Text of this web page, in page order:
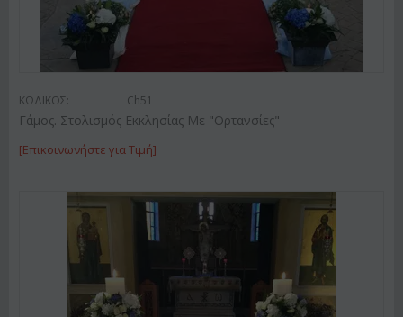
ΚΩΔΙΚΟΣ: Ch51
Γάμος. Στολισμός Εκκλησίας Με "Ορτανσίες"
[Επικοινωνήστε για Τιμή]